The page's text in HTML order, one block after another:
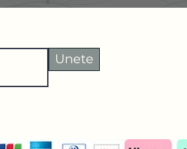
Unete